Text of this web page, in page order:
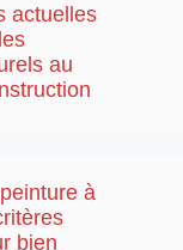
actuelles
au
à
bien